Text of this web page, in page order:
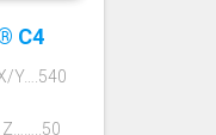
C4
Y….540
Z……..50